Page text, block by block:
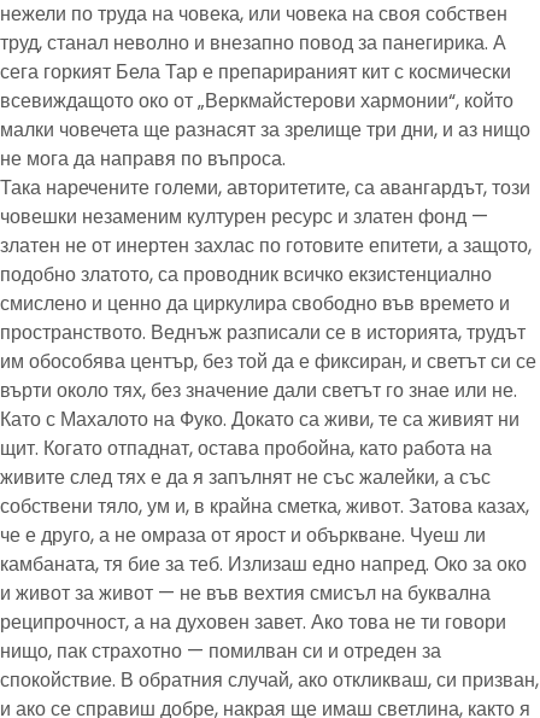
нежели по труда на човека, или човека на своя собствен
труд, станал неволно и внезапно повод за панегирика. А
сега горкият Бела Тар е препарираният кит с космически
всевиждащото око от „Веркмайстерови хармонии“, който
малки човечета ще разнасят за зрелище три дни, и аз нищо
не мога да направя по въпроса.
Така наречените големи, авторитетите, са авангардът, този
човешки незаменим културен ресурс и златен фонд —
златен не от инертен захлас по готовите епитети, а защото,
подобно златото, са проводник всичко екзистенциално
смислено и ценно да циркулира свободно във времето и
пространството. Веднъж разписали се в историята, трудът
им обособява център, без той да е фиксиран, и светът си се
върти около тях, без значение дали светът го знае или не.
Като с Махалото на Фуко. Докато са живи, те са живият ни
щит. Когато отпаднат, остава пробойна, като работа на
живите след тях е да я запълнят не със жалейки, а със
собствени тяло, ум и, в крайна сметка, живот. Затова казах,
че е друго, а не омраза от ярост и объркване. Чуеш ли
камбаната, тя бие за теб. Излизаш едно напред. Око за око
и живот за живот — не във вехтия смисъл на буквална
реципрочност, а на духовен завет. Ако това не ти говори
нищо, пак страхотно — помилван си и отреден за
спокойствие. В обратния случай, ако откликваш, си призван,
и ако се справиш добре, накрая ще имаш светлина, както я